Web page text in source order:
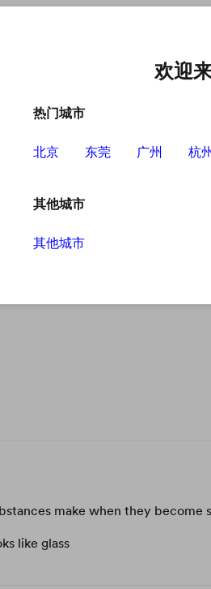
make when they become
like glass
欢迎
热门城市
北京 东莞 广州 杭
其他城市
其他城市